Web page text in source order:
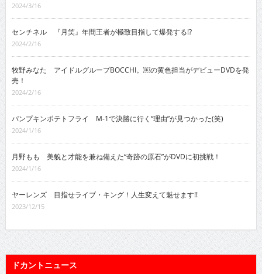
2024/3/16
センチネル 『月笑』年間王者が極致目指して爆発する!?
2024/2/16
牧野みなた アイドルグループBOCCHI。￼の黄色担当がデビューDVDを発
売！
2024/2/16
パンプキンポテトフライ M-1で決勝に行く“理由”が見つかった(笑)
2024/1/16
月野もも 美貌と才能を兼ね備えた“奇跡の原石”がDVDに初挑戦！
2024/1/16
ヤーレンズ 目指せライブ・キング！人生変えて魅せます!!
2023/12/15
ドカントニュース